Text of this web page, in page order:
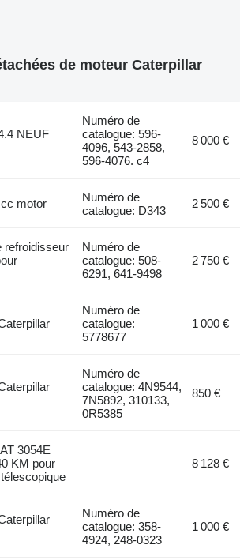
de moteur Caterpillar
NEUF
Numéro de
catalogue: 596-
4096, 543-2858,
596-4076. c4
8 000 €
motor
Numéro de
catalogue: D343
2 500 €
refroidisseur
Numéro de
catalogue: 508-
6291, 641-9498
2 750 €
Numéro de
catalogue:
5778677
1 000 €
Numéro de
catalogue: 4N9544,
7N5892, 310133,
0R5385
850 €
3054E
KM pour
8 128 €
Numéro de
catalogue: 358-
4924, 248-0323
1 000 €